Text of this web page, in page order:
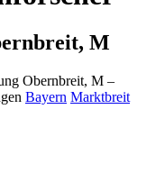
M
Obernbreit, M –
Bayern Marktbreit